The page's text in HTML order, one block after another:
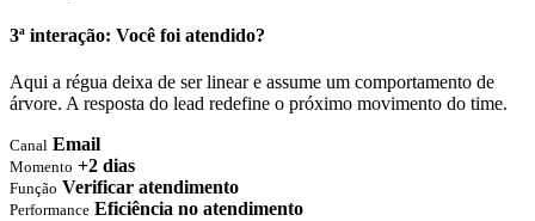
3ª interação: Você foi atendido?
Aqui a régua deixa de ser linear e assume um comportamento de
árvore. A resposta do lead redefine o próximo movimento do time.
Canal Email
Momento +2 dias
Função Verificar atendimento
Performance Eficiência no atendimento